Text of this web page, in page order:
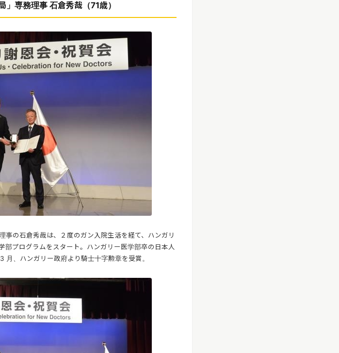
」専務理事 石倉秀哉（71歳）
事の石倉秀哉は、２度のガン入院生活を経て、ハンガリ
プログラムをスタート。ハンガリー医学部卒の日本人
、ハンガリー政府より騎士十字勲章を受賞。